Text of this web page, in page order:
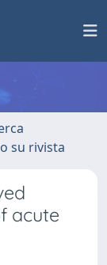
su rivista
acute